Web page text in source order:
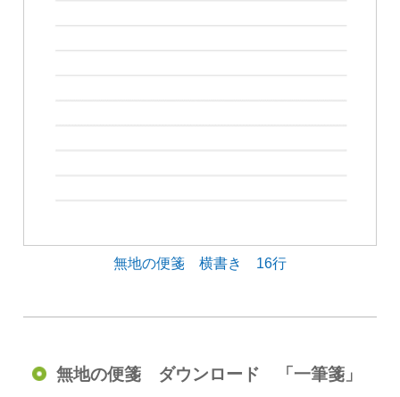
無地の便箋 横書き 16行
無地の便箋 ダウンロード 「一筆箋」